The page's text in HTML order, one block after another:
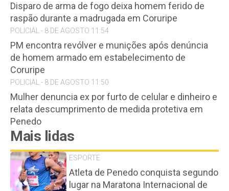
Disparo de arma de fogo deixa homem ferido de
raspão durante a madrugada em Coruripe
POLICIAL - 8 DE AGOSTO 11:54
PM encontra revólver e munições após denúncia
de homem armado em estabelecimento de
Coruripe
POLICIAL - 8 DE AGOSTO 11:50
Mulher denuncia ex por furto de celular e dinheiro e
relata descumprimento de medida protetiva em
Penedo
Mais lidas
ESPORTE
Atleta de Penedo conquista segundo
lugar na Maratona Internacional de